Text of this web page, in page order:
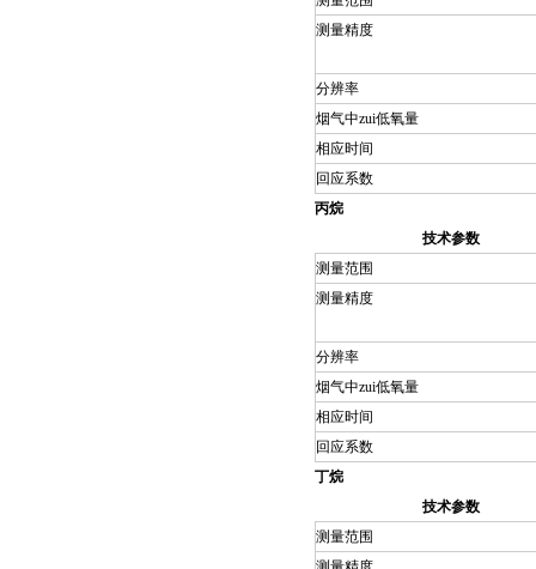
测量精度
分辨率
烟气中zui低氧量
相应时间
回应系数
丙烷
技术参数
测量范围
测量精度
分辨率
烟气中zui低氧量
相应时间
回应系数
丁烷
技术参数
测量范围